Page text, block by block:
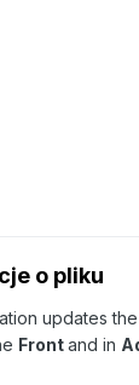
o pliku
updates
Frontand in